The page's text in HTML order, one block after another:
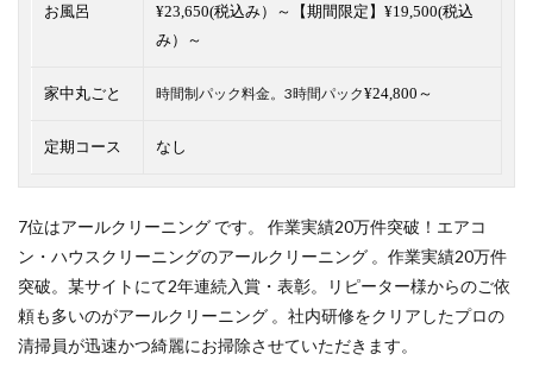
お風呂
¥23,650(税込み）～【期間限定】¥19,500(税込
み）～
家中丸ごと 時間制パック料金。3時間パック¥24,800～
定期コース なし
7位はアールクリーニング です。 作業実績20万件突破！エアコ
ン・ハウスクリーニングのアールクリーニング 。作業実績20万件
突破。某サイトにて2年連続入賞・表彰。リピーター様からのご依
頼も多いのがアールクリーニング 。社内研修をクリアしたプロの
清掃員が迅速かつ綺麗にお掃除させていただきます。